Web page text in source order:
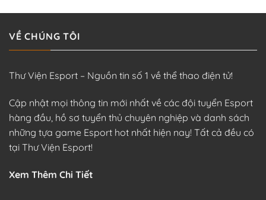
VỀ CHÚNG TÔI
Thư Viện Esport – Nguồn tin số 1 về thể thao điện tử!
Cập nhật mọi thông tin mới nhất về các đội tuyển Esport
hàng đầu, hồ sơ tuyển thủ chuyên nghiệp và danh sách
những tựa game Esport hot nhất hiện nay! Tất cả đều có
tại Thư Viện Esport!
Xem Thêm Chi Tiết